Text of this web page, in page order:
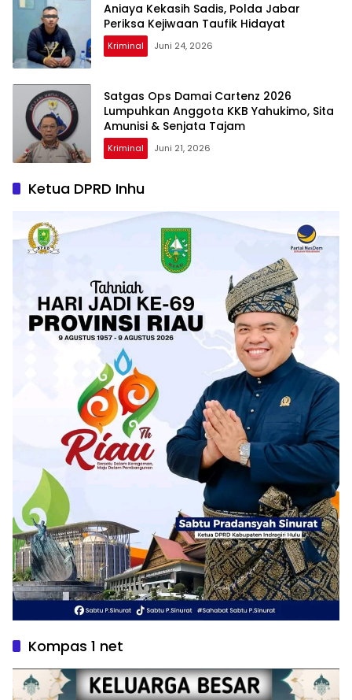
Aniaya Kekasih Sadis, Polda Jabar
Periksa Kejiwaan Taufik Hidayat
Kriminal Juni 24, 2026
Satgas Ops Damai Cartenz 2026
Lumpuhkan Anggota KKB Yahukimo, Sita
Amunisi & Senjata Tajam
Kriminal Juni 21, 2026
Ketua DPRD Inhu
Kompas 1 net